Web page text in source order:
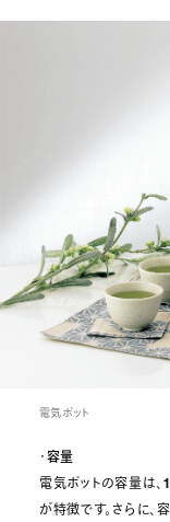
電気ポット
・容量
電気ポットの容量は、
が特徴です。さらに、